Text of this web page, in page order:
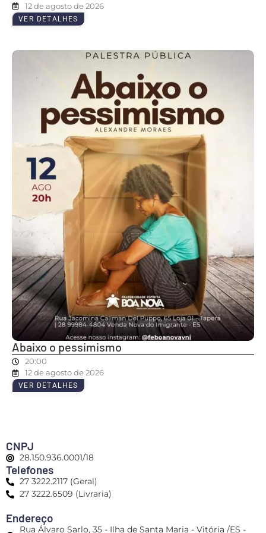
12 de agosto de 2026
VER DETALHES
Abaixo o pessimismo
20:00
12 de agosto de 2026
VER DETALHES
CNPJ
28.150.936.0001/18
Telefones
27 3222.2117 (Geral)
27 3222.6509 (Livraria)
Endereço
Rua Álvaro Sarlo, 35 - Ilha de Santa Maria - Vitória /ES -